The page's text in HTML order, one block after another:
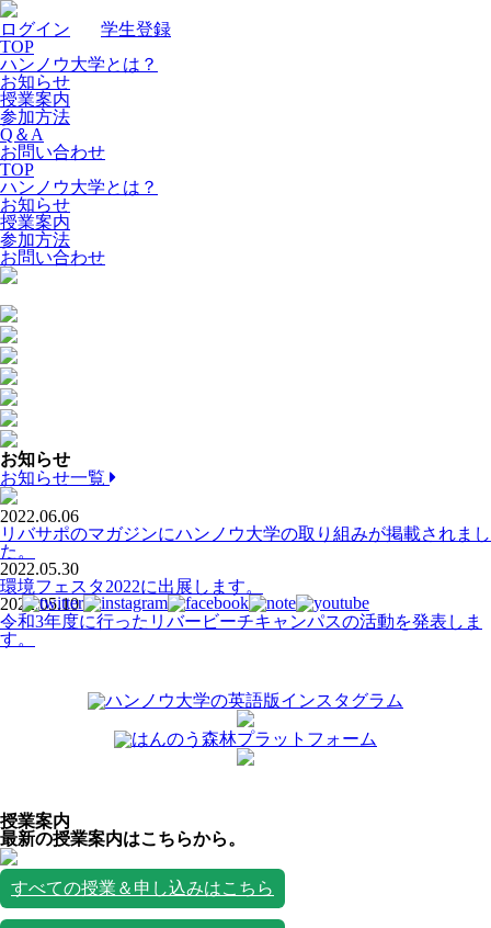
ログイン
学生登録
TOP
ハンノウ大学とは？
お知らせ
授業案内
参加方法
Q＆A
お問い合わせ
TOP
ハンノウ大学とは？
お知らせ
授業案内
参加方法
お問い合わせ
お知らせ
お知らせ一覧
2022.06.06
リバサポのマガジンにハンノウ大学の取り組みが掲載されまし
た。
2022.05.30
環境フェスタ2022に出展します。
2022.05.10
令和3年度に行ったリバービーチキャンパスの活動を発表しま
す。
授業案内
最新の授業案内はこちらから。
すべての授業＆申し込みはこちら